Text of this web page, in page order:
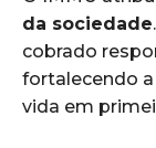
da sociedade
cobrado
fortalecendo
vida em